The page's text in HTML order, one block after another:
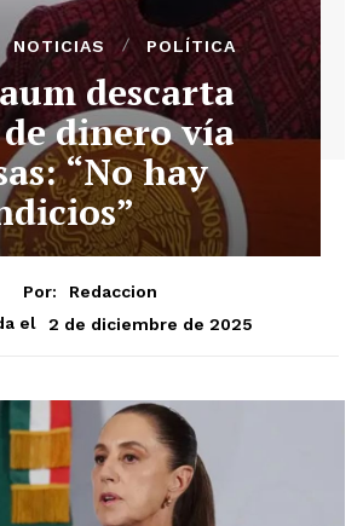
NOTICIAS POLÍTICA
descarta
dinero vía
“No hay
Por:
Redaccion
el
2 de diciembre de 2025